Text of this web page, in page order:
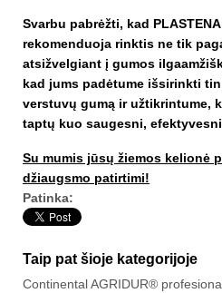
Svarbu pabrėžti, kad
rekomenduoja rinktis ne tik
atsižvelgiant į gumos
kad jums padėtume išsirinkti
verstuvų gumą ir užtikrintume,
taptų kuo saugesni,
Su mumis jūsų žiemos kelionė
džiaugsmo patirtimi!
Patinka:
Taip pat šioje kategorijoje
Continental AGRIDUR®